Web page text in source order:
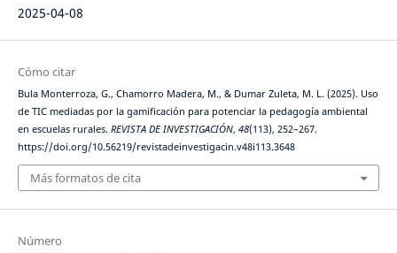
2025-04-08
Cómo citar
Bula Monterroza, G., Chamorro Madera, M., & Dumar Zuleta, M. L. (2025). Uso
de TIC mediadas por la gamificación para potenciar la pedagogía ambiental
en escuelas rurales. REVISTA DE INVESTIGACIÓN, 48(113), 252–267.
https://doi.org/10.56219/revistadeinvestigacin.v48i113.3648
Más formatos de cita
Número